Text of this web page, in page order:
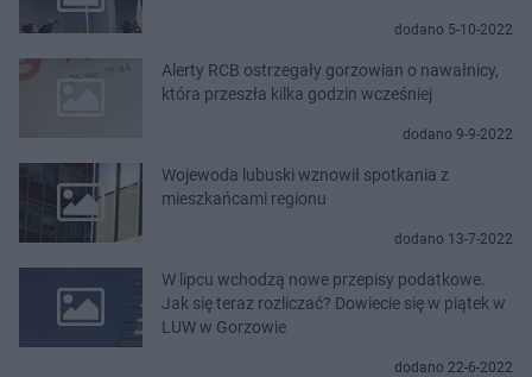
dodano 5-10-2022
Alerty RCB ostrzegały gorzowian o nawałnicy,
która przeszła kilka godzin wcześniej
dodano 9-9-2022
Wojewoda lubuski wznowił spotkania z
mieszkańcami regionu
dodano 13-7-2022
W lipcu wchodzą nowe przepisy podatkowe.
Jak się teraz rozliczać? Dowiecie się w piątek w
LUW w Gorzowie
dodano 22-6-2022